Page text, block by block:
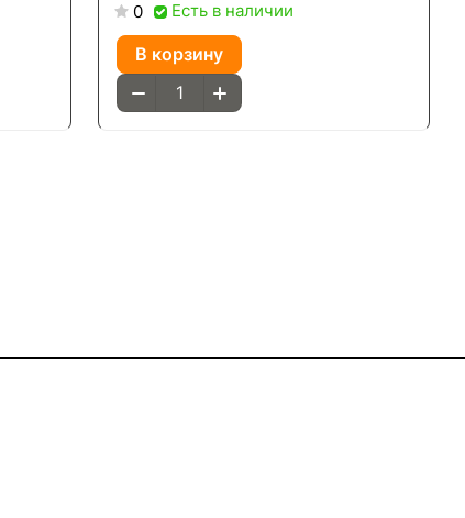
0 Есть в наличии
В корзину